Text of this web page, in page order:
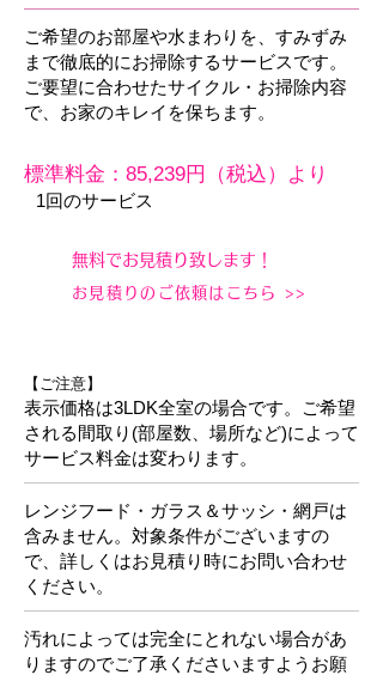
ご希望のお部屋や水まわりを、すみずみ
まで徹底的にお掃除するサービスです。
ご要望に合わせたサイクル・お掃除内容
で、お家のキレイを保ちます。
標準料金：85,239円（税込）より
1回のサービス
無料でお見積り致します！
お見積りのご依頼はこちら >>
​【ご注意】
表示価格は3LDK全室の場合です。ご希望
される間取り(部屋数、場所など)によって
サービス料金は変わります。
レンジフード・ガラス＆サッシ・網戸は
含みません。対象条件がございますの
で、詳しくはお見積り時にお問い合わせ
ください。
汚れによっては完全にとれない場合があ
りますのでご了承くださいますようお願